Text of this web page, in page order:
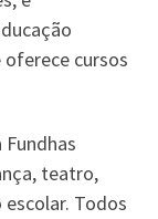
cursos
teatro,
Todos